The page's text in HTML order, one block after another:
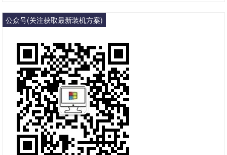
公众号(关注获取最新装机方案)